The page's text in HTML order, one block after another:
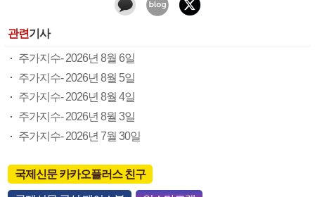
관련기사
주가지수- 2026년 8월 6일
주가지수- 2026년 8월 5일
주가지수- 2026년 8월 4일
주가지수- 2026년 8월 3일
주가지수- 2026년 7월 30일
국제신문 카카오플러스 친구